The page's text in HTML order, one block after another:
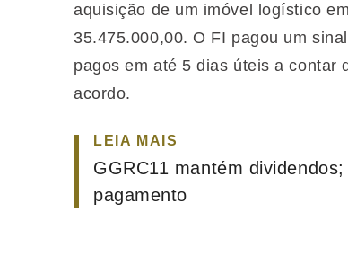
aquisição de um imóvel logístico
35.475.000,00. O FI pagou um
pagos em até 5 dias úteis a contar
acordo.
LEIA MAIS
GGRC11 mantém
pagamento